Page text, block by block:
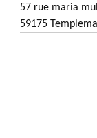
57 rue maria
59175